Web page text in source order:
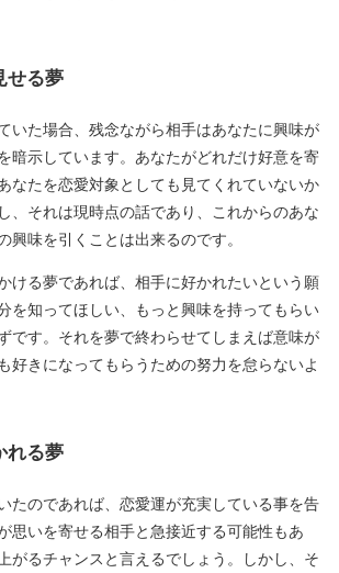
せる夢
いた場合、残念ながら相手はあなたに興味が
暗示しています。あなたがどれだけ好意を寄
なたを恋愛対象としても見てくれていないか
、それは現時点の話であり、これからのあな
興味を引くことは出来るのです。
ける夢であれば、相手に好かれたいという願
を知ってほしい、もっと興味を持ってもらい
です。それを夢で終わらせてしまえば意味が
好きになってもらうための努力を怠らないよ
れる夢
たのであれば、恋愛運が充実している事を告
思いを寄せる相手と急接近する可能性もあ
がるチャンスと言えるでしょう。しかし、そ